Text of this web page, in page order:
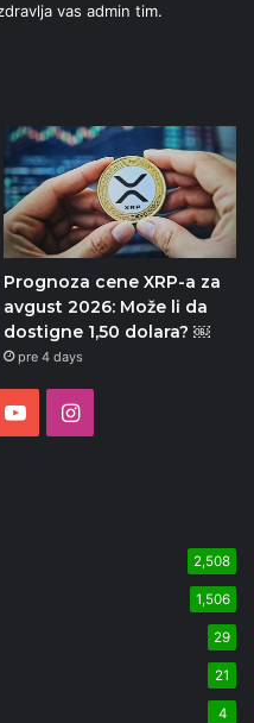
vas admin tim.
Prognoza cene XRP-a za
avgust 2026: Može li da
dostigne 1,50 dolara? ￼
pre 4 days
YouTubeInstagram
2,508
1,506
29
21
4